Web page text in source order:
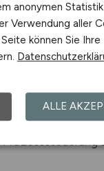
– das
sondern
hier
anonymen
Verwendung aller
können Sie Ihre
ALLE